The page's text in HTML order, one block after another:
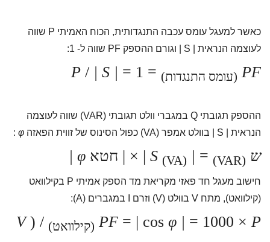
כאשר למעגל עומס עכבה התנגדותית, הכוח האמיתי P שווה
לעוצמה הנראית | S | וגורם ההספק PF שווה ל- 1:
PF (עומס התנגדות)=
P/ | S |= 1
ההספק תגובתי Q במגברי וולט תגובתי (VAR) שווה לעוצמה
הנראית | S | בוולט אמפר (VA) כפול הסינוס של זווית הפאזה
φ
:
ש(VAR)
=
| S
(VA) | × | חטאφ |
חישוב מעגל חד פאזי מקריאת מד הספק אמיתי P בקילוואט
(קילוואט), מתח V בוולט (V) וזרם I במגברים (A):
PF= | cosφ |= 1000 ×P (קילוואט)/ (
V